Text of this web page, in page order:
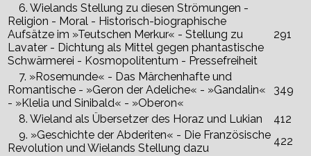
6. Wielands Stellung zu diesen Strömungen -
Religion - Moral - Historisch-biographische
Aufsätze im »Teutschen Merkur« - Stellung zu
Lavater - Dichtung als Mittel gegen phantastische
Schwärmerei - Kosmopolitentum - Pressefreiheit
291
7. »Rosemunde« - Das Märchenhafte und
Romantische - »Geron der Adeliche« - »Gandalin«
- »Klelia und Sinibald« - »Oberon«
349
8. Wieland als Übersetzer des Horaz und Lukian
412
9. »Geschichte der Abderiten« - Die Französische
Revolution und Wielands Stellung dazu
422